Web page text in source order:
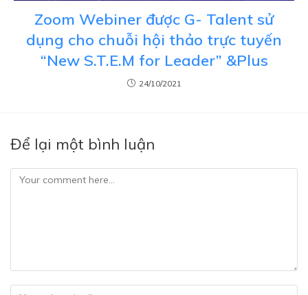
Zoom Webiner được G- Talent sử
dụng cho chuỗi hội thảo trực tuyến
“New S.T.E.M for Leader” &Plus
24/10/2021
Để lại một bình luận